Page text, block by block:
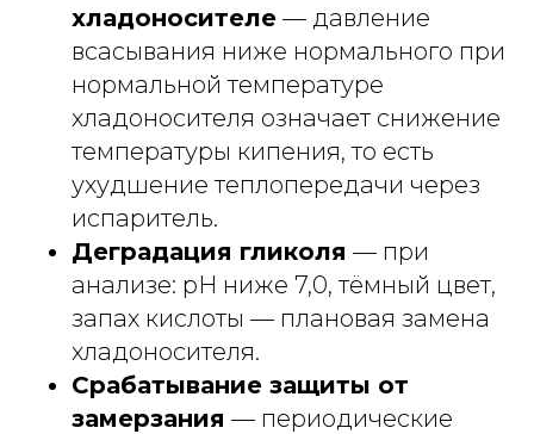
хладоносителе — давление
всасывания ниже нормального при
нормальной температуре
хладоносителя означает снижение
температуры кипения, то есть
ухудшение теплопередачи через
испаритель.
Деградация гликоля — при
анализе: pH ниже 7,0, тёмный цвет,
запах кислоты — плановая замена
хладоносителя.
Срабатывание защиты от
замерзания — периодические